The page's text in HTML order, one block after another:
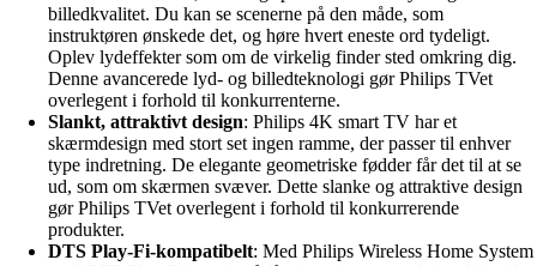
billedkvalitet. Du kan se scenerne på den måde, som
instruktøren ønskede det, og høre hvert eneste ord tydeligt.
Oplev lydeffekter som om de virkelig finder sted omkring dig.
Denne avancerede lyd- og billedteknologi gør Philips TVet
overlegent i forhold til konkurrenterne.
Slankt, attraktivt design: Philips 4K smart TV har et
skærmdesign med stort set ingen ramme, der passer til enhver
type indretning. De elegante geometriske fødder får det til at se
ud, som om skærmen svæver. Dette slanke og attraktive design
gør Philips TVet overlegent i forhold til konkurrerende
produkter.
DTS Play-Fi-kompatibelt: Med Philips Wireless Home System